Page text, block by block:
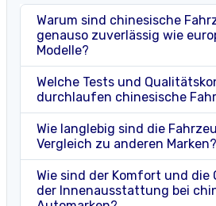
Warum sind chinesische
genauso zuverlässig wie
Modelle?
Welche Tests und
durchlaufen chinesische
Wie langlebig sind die
Vergleich zu anderen Marken?
Wie sind der Komfort und die
der Innenausstattung bei